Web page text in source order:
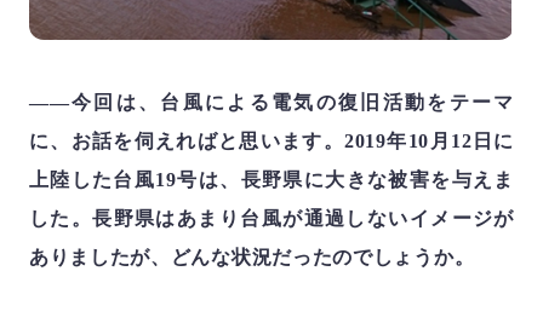
――今回は、台風による電気の復旧活動をテーマ
に、お話を伺えればと思います。 2019年10 月 12 日に
上陸した台風19号は、長野県に大きな被害を与えま
した。長野県はあまり台風が通過しないイメージが
ありましたが、どんな状況だったのでしょうか。